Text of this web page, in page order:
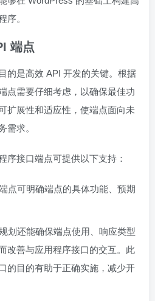
序。
端点
的是高效 API 开发的关键。根据
点需要仔细考虑，以确保最佳功
扩展性和适应性，使端点面向未
需求。
序接口端点可提供以下支持：
点可明确端点的具体功能、预期
划还能确保端点使用、响应类型
改善与应用程序接口的交互。此
的目的有助于正确实施，减少开